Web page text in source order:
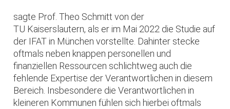
sagte Prof. Theo Schmitt von der
TU Kaiserslautern, als er im Mai 2022 die Studie auf
der IFAT in München vorstellte. Dahinter stecke
oftmals neben knappen personellen und
finanziellen Ressourcen schlichtweg auch die
fehlende Expertise der Verantwortlichen in diesem
Bereich. Insbesondere die Verantwortlichen in
kleineren Kommunen fühlen sich hierbei oftmals